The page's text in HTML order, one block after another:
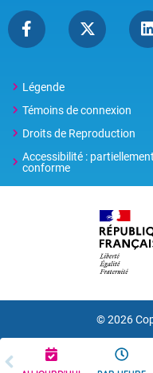
Légende
Témoins de connexion
Droits de Reproduction
Accessibilité : partiellement
conforme
© 2026